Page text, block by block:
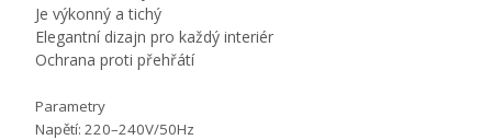
Je výkonný a tichý
Elegantní dizajn pro každý interiér
Ochrana proti přehřátí
Parametry
Napětí: 220–240V/50Hz